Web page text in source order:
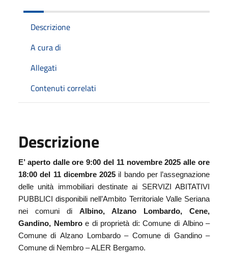
Descrizione
A cura di
Allegati
Contenuti correlati
Descrizione
E’ aperto dalle ore 9:00 del 11 novembre 2025 alle ore
18:00 del 11 dicembre 2025 il bando per l’assegnazione
delle unità immobiliari destinate ai SERVIZI ABITATIVI
PUBBLICI disponibili nell’Ambito Territoriale Valle Seriana
nei comuni di Albino, Alzano Lombardo, Cene,
Gandino, Nembroe di proprietà di: Comune di Albino –
Comune di Alzano Lombardo – Comune di Gandino –
Comune di Nembro – ALER Bergamo.